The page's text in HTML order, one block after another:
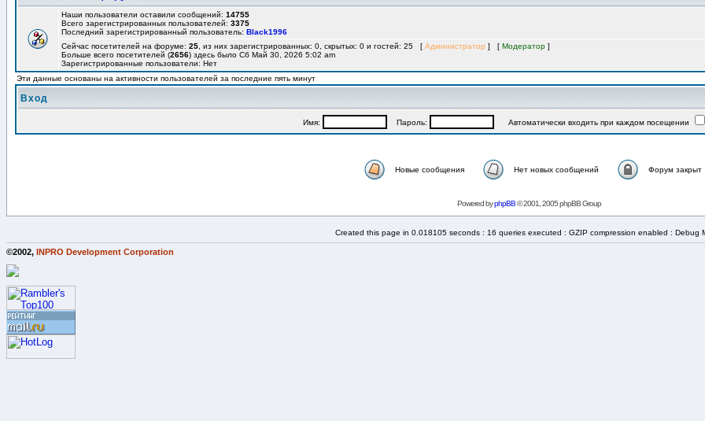
Наши пользователи оставили сообщений: 14755
Всего зарегистрированных пользователей: 3375
Последний зарегистрированный пользователь: Black1996
Сейчас посетителей на форуме: 25 , из них зарегистрированных: 0, скрытых: 0 и гостей: 25 [ Администратор ] [ Модератор ]
Больше всего посетителей (2656) здесь было Сб Май 30, 2026 5:02 am
Зарегистрированные пользователи: Нет
Эти данные основаны на активности пользователей за последние пять минут
Вход
Имя: Пароль: Автоматически входить при каждом посещении
Новые сообщения Нет новых сообщений Форум закрыт
Powered byphpBB© 2001, 2005 phpBB Group
Created this page in 0.018105 seconds : 16 queries executed : GZIP compression enabled : Debug
©2002, INPRO Development Corporation